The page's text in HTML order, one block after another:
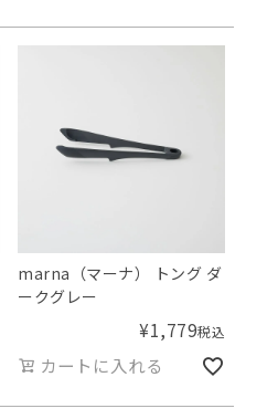
marna（マーナ） トング ダ
ークグレー
¥1,779税込
カートに入れる